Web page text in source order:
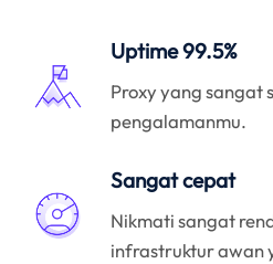
Uptime 99.5%
Proxy yang sangat
pengalamanmu.
Sangat cepat
Nikmati sangat
infrastruktur awan